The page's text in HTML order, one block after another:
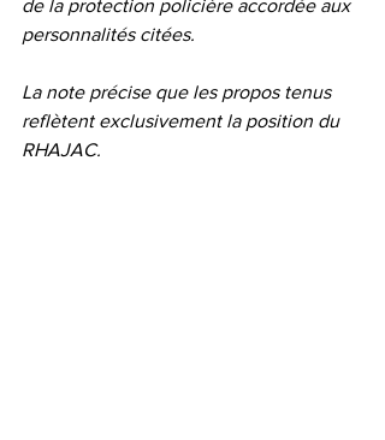
de la protection policière accordée aux
personnalités citées.
La note précise que les propos tenus
reflètent exclusivement la position du
RHAJAC.